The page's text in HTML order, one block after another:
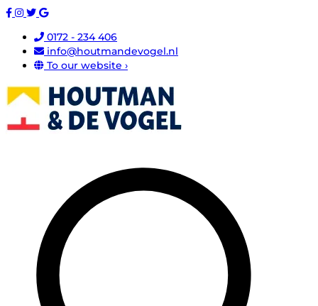
0172 - 234 406
info@houtmandevogel.nl
To our website ›